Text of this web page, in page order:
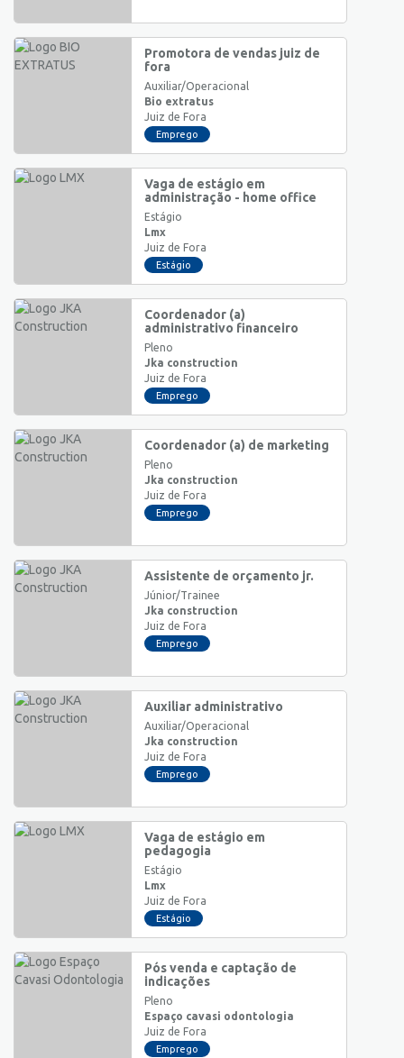
Promotora de vendas juiz de
fora
Auxiliar/Operacional
Bio extratus
Juiz de Fora
Emprego
Vaga de estágio em
administração - home office
Estágio
Lmx
Juiz de Fora
Estágio
Coordenador (a)
administrativo financeiro
Pleno
Jka construction
Juiz de Fora
Emprego
Coordenador (a) de marketing
Pleno
Jka construction
Juiz de Fora
Emprego
Assistente de orçamento jr.
Júnior/Trainee
Jka construction
Juiz de Fora
Emprego
Auxiliar administrativo
Auxiliar/Operacional
Jka construction
Juiz de Fora
Emprego
Vaga de estágio em
pedagogia
Estágio
Lmx
Juiz de Fora
Estágio
Pós venda e captação de
indicações
Pleno
Espaço cavasi odontologia
Juiz de Fora
Emprego